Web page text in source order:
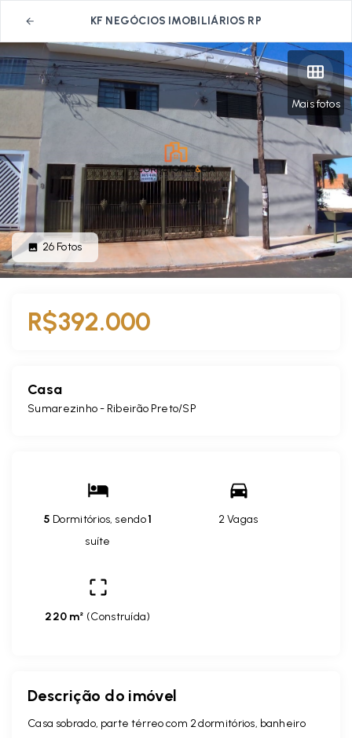
KF NEGÓCIOS IMOBILIÁRIOS RP
Mais fotos
26 Fotos
R$392.000
Casa
Sumarezinho - Ribeirão Preto/SP
5 Dormitórios, sendo1
suíte
2 Vagas
220 m² (Construída)
Descrição do imóvel
Casa sobrado, parte térreo com 2 dormitórios, banheiro